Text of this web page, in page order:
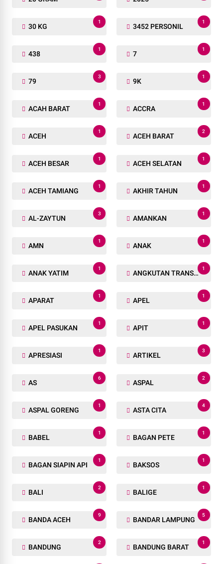
30 KG
1
3452 PERSONIL
1
438
1
7
1
79
3
9K
1
ACAH BARAT
1
ACCRA
1
ACEH
1
ACEH BARAT
2
ACEH BESAR
1
ACEH SELATAN
1
ACEH TAMIANG
1
AKHIR TAHUN
1
AL-ZAYTUN
3
AMANKAN
1
AMN
1
ANAK
1
ANAK YATIM
1
ANGKUTAN TRANSPORTASI
1
APARAT
1
APEL
1
APEL PASUKAN
1
APIT
1
APRESIASI
1
ARTIKEL
3
AS
6
ASPAL
2
ASPAL GORENG
1
ASTA CITA
4
BABEL
1
BAGAN PETE
1
BAGAN SIAPIN API
1
BAKSOS
1
BALI
2
BALIGE
1
BANDA ACEH
9
BANDAR LAMPUNG
5
BANDUNG
2
BANDUNG BARAT
1